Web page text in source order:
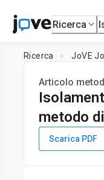
Ricerca
Ricerca JoVE
Articolo
metodo
DOI: 10.3791/
Xiaoli Jin*1,
Scarica PDF